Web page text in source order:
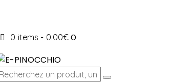
0 items - 0.00€ 0